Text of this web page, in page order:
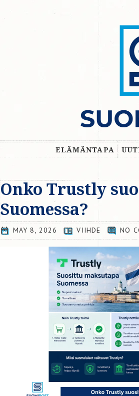
ELÄMÄNTAPA
Onko Trustly
Suomessa?
MAY 8, 2026 VIIHDE NO